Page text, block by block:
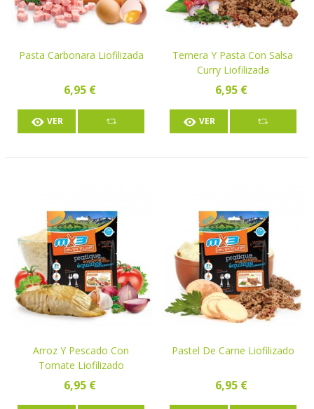
Pasta Carbonara Liofilizada
6,95 €
VER
Ternera Y Pasta Con Salsa
Curry Liofilizada
6,95 €
VER
Arroz Y Pescado Con
Tomate Liofilizado
6,95 €
Pastel De Carne Liofilizado
6,95 €